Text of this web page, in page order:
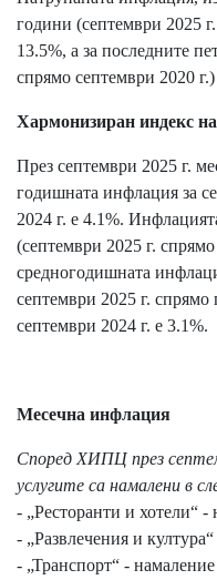
години (септември 2025
13.5%, а за последните
спрямо септември 2020
Хармонизиран индекс
През септември 2025 г.
годишната инфлация за
2024 г. е 4.1%.
(септември 2025 г.
средногодишната
септември 2025 г.
септември 2024 г. е 3.1%.
Месечна инфлация
Според ХИПЦ през
услугите са намалени в
- „Ресторанти и хотели“ -
- „Развлечения и
- „Транспорт“ -